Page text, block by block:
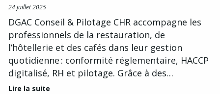
24 juillet 2025
DGAC Conseil & Pilotage CHR accompagne les
professionnels de la restauration, de
l’hôtellerie et des cafés dans leur gestion
quotidienne : conformité réglementaire, HACCP
digitalisé, RH et pilotage. Grâce à des…
Lire la suite